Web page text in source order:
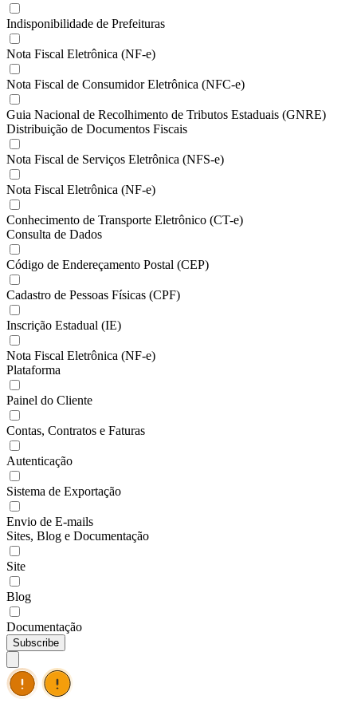
Indisponibilidade de Prefeituras
Nota Fiscal Eletrônica (NF-e)
Nota Fiscal de Consumidor Eletrônica (NFC-e)
Guia Nacional de Recolhimento de Tributos Estaduais (GNRE)
Distribuição de Documentos Fiscais
Nota Fiscal de Serviços Eletrônica (NFS-e)
Nota Fiscal Eletrônica (NF-e)
Conhecimento de Transporte Eletrônico (CT-e)
Consulta de Dados
Código de Endereçamento Postal (CEP)
Cadastro de Pessoas Físicas (CPF)
Inscrição Estadual (IE)
Nota Fiscal Eletrônica (NF-e)
Plataforma
Painel do Cliente
Contas, Contratos e Faturas
Autenticação
Sistema de Exportação
Envio de E-mails
Sites, Blog e Documentação
Site
Blog
Documentação
Subscribe